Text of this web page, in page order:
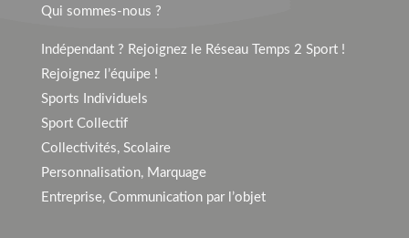
Qui sommes-nous ?
Indépendant ? Rejoignez le Réseau Temps 2 Sport !
Rejoignez l’équipe !
Sports Individuels
Sport Collectif
Collectivités, Scolaire
Personnalisation, Marquage
Entreprise, Communication par l’objet